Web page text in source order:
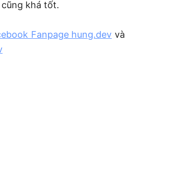
khá tốt.
Fanpage hung.dev và